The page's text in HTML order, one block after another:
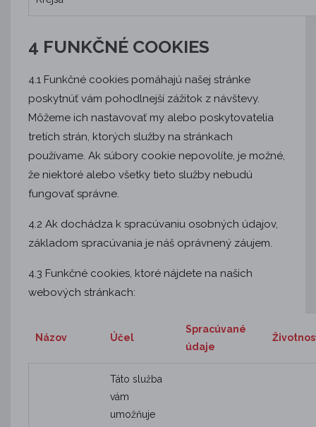
4 FUNKČNÉ COOKIES
4.1 Funkčné cookies pomáhajú našej stránke
poskytnúť vám pohodlnejší zážitok z návštevy.
Môžeme ich nastavovať my alebo poskytovatelia
tretích strán, ktorých služby na stránkach
používame. Ak súbory cookie nepovolíte, je možné,
že niektoré alebo všetky tieto služby nebudú
fungovať správne.
4.2 Ak dochádza k spracúvaniu osobných údajov,
základom spracúvania je náš oprávnený záujem.
4.3 Funkčné cookies, ktoré nájdete na našich
webových stránkach:
Názov Účel
Spracúvané
údaje
Táto služba
vám
umožňuje